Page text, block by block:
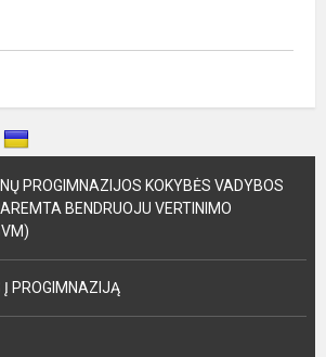
PROGIMNAZIJOS KOKYBĖS VADYBOS
BENDRUOJU VERTINIMO
Į PROGIMNAZIJĄ